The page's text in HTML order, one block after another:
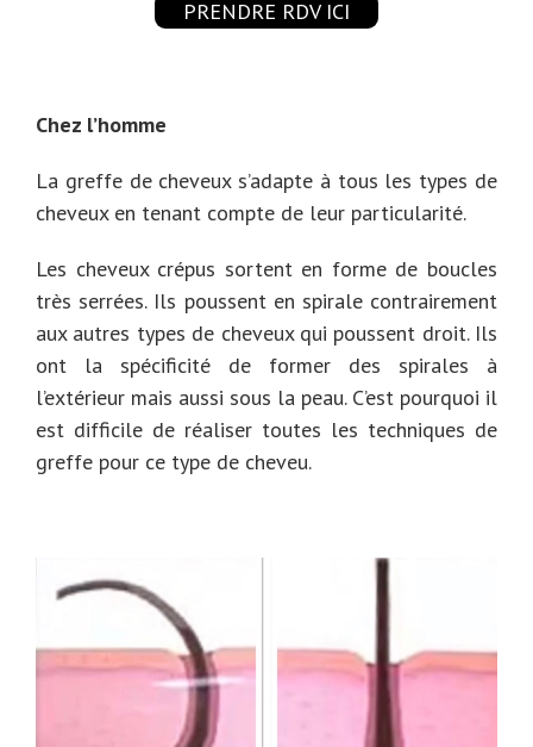
PRENDRE RDV ICI
Chez l’homme
La greffe de cheveux s’adapte à tous les types de
cheveux en tenant compte de leur particularité.
Les cheveux crépus sortent en forme de boucles
très serrées. Ils poussent en spirale contrairement
aux autres types de cheveux qui poussent droit. Ils
ont la spécificité de former des spirales à
l’extérieur mais aussi sous la peau. C’est pourquoi il
est difficile de réaliser toutes les techniques de
greffe pour ce type de cheveu.